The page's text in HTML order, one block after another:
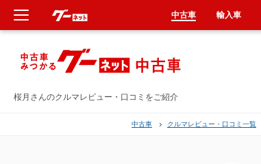
桜月さんのクルマレビュー・口コミをご紹介
中古車 クルマレビュー・口コミ一覧
中古車 輸入車
新車
中古車